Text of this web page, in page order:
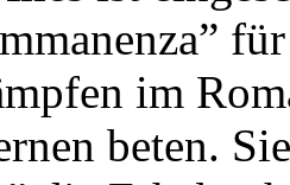
im
beten.